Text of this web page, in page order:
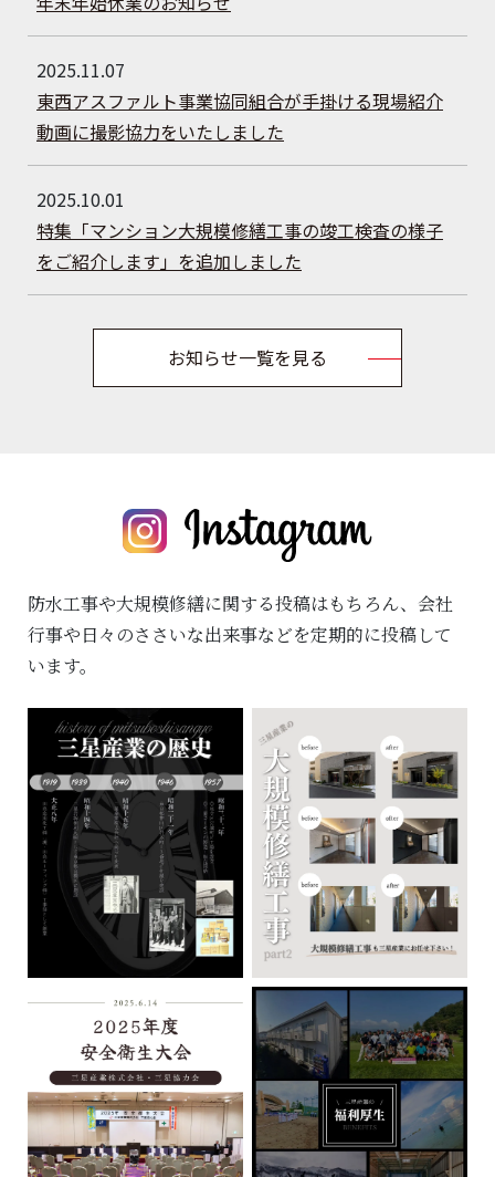
2025.11.07
東西アスファルト事業協同組合が手掛ける現場紹介
動画に撮影協力をいたしました
2025.10.01
特集「マンション大規模修繕工事の竣工検査の様子
をご紹介します」を追加しました
お知らせ一覧を見る
防水工事や大規模修繕に関する投稿はもちろん、 会社
行事や日々のささいな出来事などを定期的に投稿して
います。